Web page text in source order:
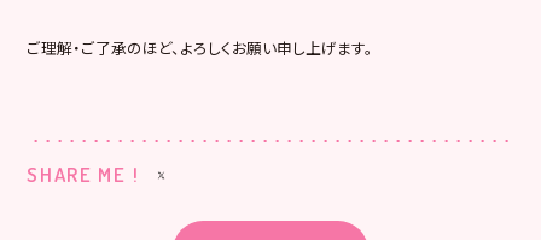
ご理解・ご了承のほど、よろしくお願い申し上げます。
SHARE ME !